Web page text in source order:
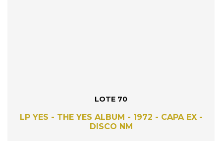
LOTE 70
LP YES - THE YES ALBUM - 1972 - CAPA EX -
DISCO NM